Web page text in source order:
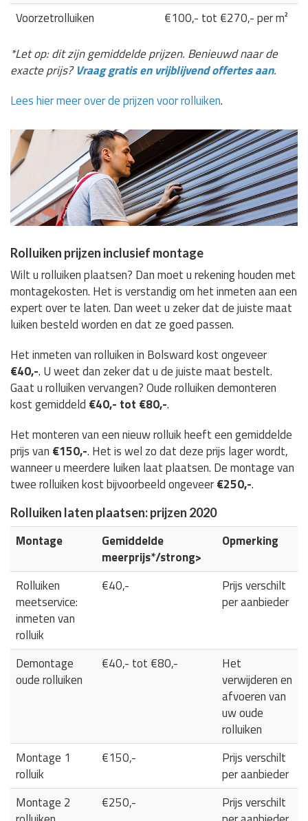
Voorzetrolluiken
€100,- tot €270,- per m²
*Let op: dit zijn gemiddelde prijzen. Benieuwd naar de
exacte prijs?Vraag gratis en vrijblijvend offertes aan.
Lees hier meer over de prijzen voor rolluiken.
Rolluiken prijzen inclusief montage
Wilt u rolluiken plaatsen? Dan moet u rekening houden met
montagekosten. Het is verstandig om het inmeten aan een
expert over te laten. Dan weet u zeker dat de juiste maat
luiken besteld worden en dat ze goed passen.
Het inmeten van rolluiken in Bolsward kost ongeveer
€40,-. U weet dan zeker dat u de juiste maat bestelt.
Gaat u rolluiken vervangen? Oude rolluiken demonteren
kost gemiddeld €40,- tot €80,-.
Het monteren van een nieuw rolluik heeft een gemiddelde
prijs van €150,-. Het is wel zo dat deze prijs lager wordt,
wanneer u meerdere luiken laat plaatsen. De montage van
twee rolluiken kost bijvoorbeeld ongeveer€250,-.
Rolluiken laten plaatsen: prijzen 2020
Montage
Gemiddelde
meerprijs*/strong>
Opmerking
Rolluiken
meetservice:
inmeten van
rolluik
€40,-
Prijs verschilt
per aanbieder
Demontage
oude rolluiken
€40,- tot €80,-
Het
verwijderen en
afvoeren van
uw oude
rolluiken
Montage 1
rolluik
€150,-
Prijs verschilt
per aanbieder
Montage 2
€250,-
Prijs verschilt